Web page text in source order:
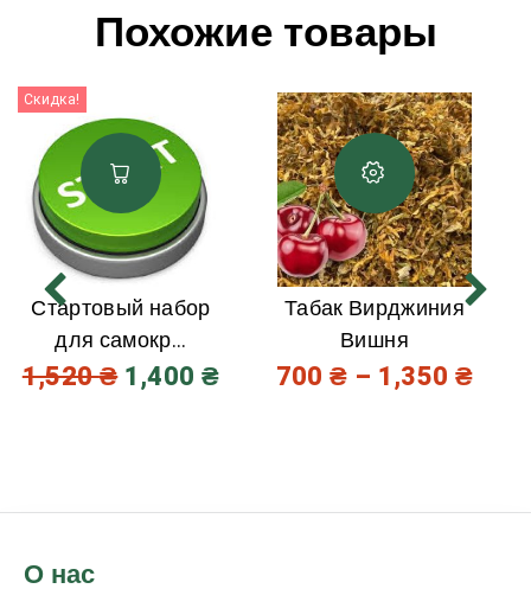
Похожие товары
Скидка!
Стартовый набор
для самокр...
1,520₴ 1,400 ₴
Табак Вирджиния
Вишня
700₴ – 1,350 ₴
О нас